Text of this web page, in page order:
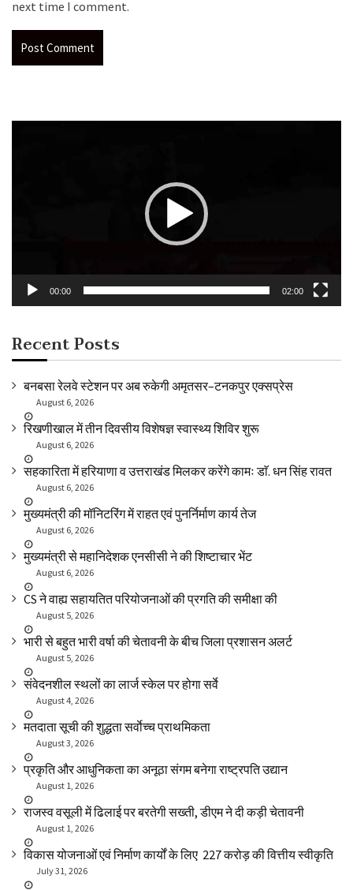
next time I comment.
00:00 02:00
Recent Posts
बनबसा रेलवे स्टेशन पर अब रुकेगी अमृतसर–टनकपुर एक्सप्रेस
August 6, 2026
रिखणीखाल में तीन दिवसीय विशेषज्ञ स्वास्थ्य शिविर शुरू
August 6, 2026
सहकारिता में हरियाणा व उत्तराखंड मिलकर करेंगे कामः डाॅ. धन सिंह रावत
August 6, 2026
मुख्यमंत्री की मॉनिटरिंग में राहत एवं पुनर्निर्माण कार्य तेज
August 6, 2026
मुख्यमंत्री से महानिदेशक एनसीसी ने की शिष्टाचार भेंट
August 6, 2026
CS ने वाह्य सहायतित परियोजनाओं की प्रगति की समीक्षा की
August 5, 2026
भारी से बहुत भारी वर्षा की चेतावनी के बीच जिला प्रशासन अलर्ट
August 5, 2026
संवेदनशील स्थलों का लार्ज स्केल पर होगा सर्वे
August 4, 2026
मतदाता सूची की शुद्धता सर्वाेच्च प्राथमिकता
August 3, 2026
प्रकृति और आधुनिकता का अनूठा संगम बनेगा राष्ट्रपति उद्यान
August 1, 2026
राजस्व वसूली में ढिलाई पर बरतेगी सख्ती, डीएम ने दी कड़ी चेतावनी
August 1, 2026
विकास योजनाओं एवं निर्माण कार्यों के लिए ₹ 227 करोड़ की वित्तीय स्वीकृति
July 31, 2026